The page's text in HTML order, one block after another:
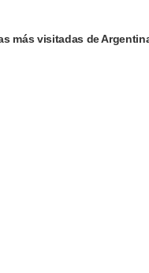
más visitadas de